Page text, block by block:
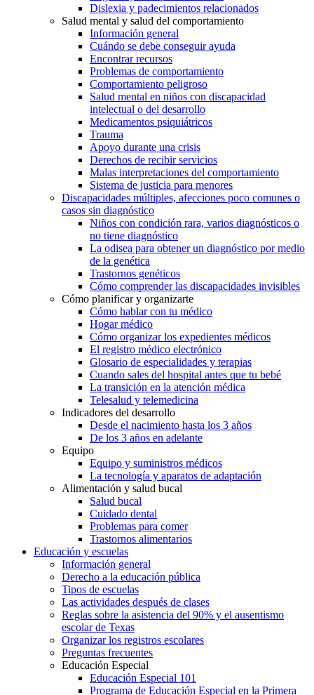
Dislexia y padecimientos relacionados
Salud mental y salud del comportamiento
Información general
Cuándo se debe conseguir ayuda
Encontrar recursos
Problemas de comportamiento
Comportamiento peligroso
Salud mental en niños con discapacidad
intelectual o del desarrollo
Medicamentos psiquiátricos
Trauma
Apoyo durante una crisis
Derechos de recibir servicios
Malas interpretaciones del comportamiento
Sistema de justicia para menores
Discapacidades múltiples, afecciones poco comunes o
casos sin diagnóstico
Niños con condición rara, varios diagnósticos o
no tiene diagnóstico
La odisea para obtener un diagnóstico por medio
de la genética
Trastornos genéticos
Cómo comprender las discapacidades invisibles
Cómo planificar y organizarte
Cómo hablar con tu médico
Hogar médico
Cómo organizar los expedientes médicos
El registro médico electrónico
Glosario de especialidades y terapias
Cuando sales del hospital antes que tu bebé
La transición en la atención médica
Telesalud y telemedicina
Indicadores del desarrollo
Desde el nacimiento hasta los 3 años
De los 3 años en adelante
Equipo
Equipo y suministros médicos
La tecnología y aparatos de adaptación
Alimentación y salud bucal
Salud bucal
Cuidado dental
Problemas para comer
Trastornos alimentarios
Educación y escuelas
Información general
Derecho a la educación pública
Tipos de escuelas
Las actividades después de clases
Reglas sobre la asistencia del 90% y el ausentismo
escolar de Texas
Organizar los registros escolares
Preguntas frecuentes
Educación Especial
Educación Especial 101
Programa de Educación Especial en la Primera